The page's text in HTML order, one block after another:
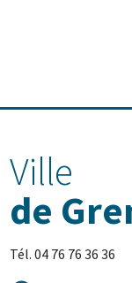
Ville
de
Tél. 04 76 76 36 36